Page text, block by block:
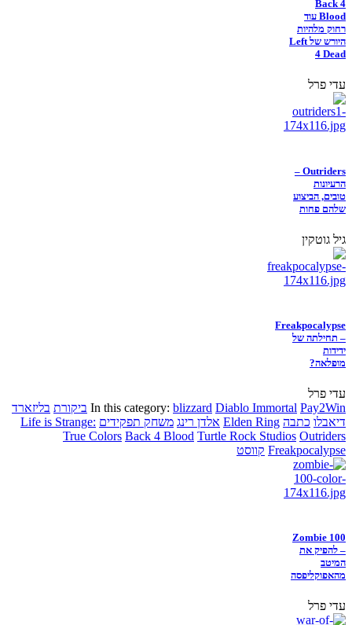
Back 4
Blood עוד
רחוק מלהיות
היורש של Left
4 Dead
עדי פרל
Outriders –
הרעיונות
טובים, הביצוע
שלהם פחות
גיל גוטקין
Freakpocalypse
– תחילתה של
ידידות
מופלאה?
עדי פרל
In this category: blizzard Diablo Immortal Pay2Win ביקורת בליזארד
דיאבלו כתבה Elden Ring אלדן רינג משחק תפקידים Life is Strange:
True Colors Back 4 Blood Turtle Rock Studios Outriders
Freakpocalypse קווסט
Zombie 100
– להפיק את
המיטב
מהאפוקליפסה
עדי פרל